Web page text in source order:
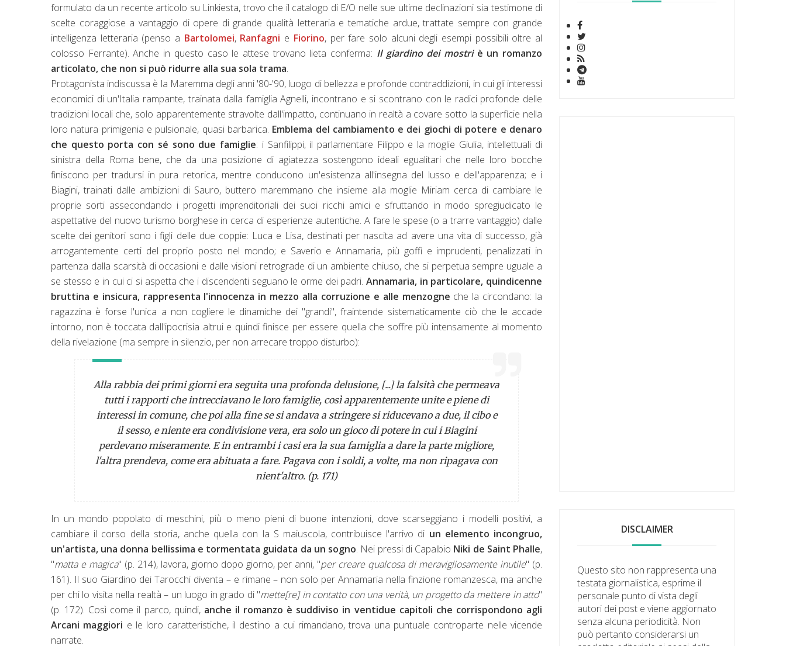
formulato da un recente articolo su Linkiesta, trovo che il catalogo di E/O nelle sue ultime declinazioni sia testimone di
scelte coraggiose a vantaggio di opere di grande qualità letteraria e tematiche ardue, trattate sempre con grande
intelligenza letteraria (penso a Bartolomei, Ranfagni e Fiorino, per fare solo alcuni degli esempi possibili oltre al
colosso Ferrante). Anche in questo caso le attese trovano lieta conferma: Il giardino dei mostriè un romanzo
articolato, che non si può ridurre alla sua sola trama.
Protagonista indiscussa è la Maremma degli anni '80-'90, luogo di bellezza e profonde contraddizioni, in cui gli interessi
economici di un'Italia rampante, trainata dalla famiglia Agnelli, incontrano e si scontrano con le radici profonde delle
tradizioni locali che, solo apparentemente stravolte dall'impatto, continuano in realtà a covare sotto la superficie nella
loro natura primigenia e pulsionale, quasi barbarica. Emblema del cambiamento e dei giochi di potere e denaro
che questo porta con sé sono due famiglie: i Sanfilippi, il parlamentare Filippo e la moglie Giulia, intellettuali di
sinistra della Roma bene, che da una posizione di agiatezza sostengono ideali egualitari che nelle loro bocche
finiscono per tradursi in pura retorica, mentre conducono un'esistenza all'insegna del lusso e dell'apparenza; e i
Biagini, trainati dalle ambizioni di Sauro, buttero maremmano che insieme alla moglie Miriam cerca di cambiare le
proprie sorti assecondando i progetti imprenditoriali dei suoi ricchi amici e sfruttando in modo spregiudicato le
aspettative del nuovo turismo borghese in cerca di esperienze autentiche. A fare le spese (o a trarre vantaggio) dalle
scelte dei genitori sono i figli delle due coppie: Luca e Lisa, destinati per nascita ad avere una vita di successo, già
arrogantemente certi del proprio posto nel mondo; e Saverio e Annamaria, più goffi e imprudenti, penalizzati in
partenza dalla scarsità di occasioni e dalle visioni retrograde di un ambiente chiuso, che si perpetua sempre uguale a
se stesso e in cui ci si aspetta che i discendenti seguano le orme dei padri. Annamaria, in particolare, quindicenne
bruttina e insicura, rappresenta l'innocenza in mezzo alla corruzione e alle menzogne che la circondano: la
ragazzina è forse l'unica a non cogliere le dinamiche dei "grandi", fraintende sistematicamente ciò che le accade
intorno, non è toccata dall'ipocrisia altrui e quindi finisce per essere quella che soffre più intensamente al momento
della rivelazione (ma sempre in silenzio, per non arrecare troppo disturbo):
Alla rabbia dei primi giorni era seguita una profonda delusione, [...] la falsità che permeava
tutti i rapporti che intrecciavano le loro famiglie, così apparentemente unite e piene di
interessi in comune, che poi alla fine se si andava a stringere si riducevano a due, il cibo e
il sesso, e niente era condivisione vera, era solo un gioco di potere in cui i Biagini
perdevano miseramente. E in entrambi i casi era la sua famiglia a dare la parte migliore,
l'altra prendeva, come era abituata a fare. Pagava con i soldi, a volte, ma non ripagava con
nient'altro. (p. 171)
In un mondo popolato di meschini, più o meno pieni di buone intenzioni, dove scarseggiano i modelli positivi, a
cambiare il corso della storia, anche quella con la S maiuscola, contribuisce l'arrivo di un elemento incongruo,
un'artista, una donna bellissima e tormentata guidata da un sogno. Nei pressi di Capalbio Niki de Saint Phalle,
"matta e magica" (p. 214), lavora, giorno dopo giorno, per anni, "per creare qualcosa di meravigliosamente inutile" (p.
161). Il suo Giardino dei Tarocchi diventa – e rimane – non solo per Annamaria nella finzione romanzesca, ma anche
per chi lo visita nella realtà – un luogo in grado di "mette[re] in contatto con una verità, un progetto da mettere in atto"
(p. 172). Così come il parco, quindi, anche il romanzo è suddiviso in ventidue capitoli che corrispondono agli
Arcani maggiori e le loro caratteristiche, il destino a cui rimandano, trova una puntuale controparte nelle vicende
narrate.
DISCLAIMER
Questo sito non rappresenta una
testata giornalistica, esprime il
personale punto di vista degli
autori dei post e viene aggiornato
senza alcuna periodicità. Non
può pertanto considerarsi un